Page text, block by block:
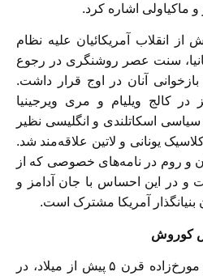
و ماکیاولی اشاره کرد.
دوم قرن ۱۸ و پیش از انقلاب آمریکائیان علیه نظام
سنت عصر روشنگری در رجوع
آنان در اوج قرار داشت.
کالج ویلیام و مری ویرجینیا
اسکاتلندی و انگلیسی نظیر
یونانی و لاتین علاقه‌مند شد.
و روم در نامه‌های خصوصی که از
و در این احساس با جان آدامز و
بنیانگذار آمریکا مشترک است.
کوروش
گزنفون، شاگرد سقراط و مورخ‌زاده قرن ۵ پیش از میلاد، در